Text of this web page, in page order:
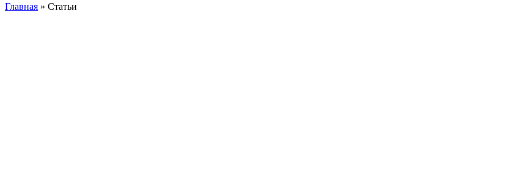
Главная » Статьи